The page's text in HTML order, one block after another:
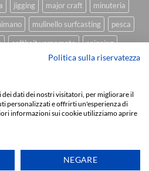
jigging major craft
minuteria
mulinello surfcasting
pesca
softbait yamamoto
spinning
trecciato trolling tubertini
daWe Blink Design
Delivery
FAQ CONTATTI
© IlMaestralePesca.it
Politica sulla riservatezza
dati dei nostri visitatori, per migliorare il
personalizzati e offrirti un'esperienza di
informazioni sui cookie utilizziamo aprire
NEGARE